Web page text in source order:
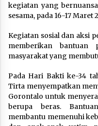
kegiatan yang
sesama, pada 16-17 Maret
Kegiatan sosial dan aksi
memberikan bantuan
masyarakat yang
Pada Hari Bakti ke-34
Tirta menyempatkan
Gorontalo untuk
berupa beras.
membantu memenuhi